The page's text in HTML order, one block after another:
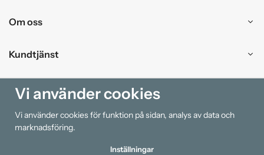
Om oss
Kundtjänst
Handla
Information
Vi använder cookies
Vi använder cookies för funktion på sidan, analys av data och
marknadsföring.
Inställningar